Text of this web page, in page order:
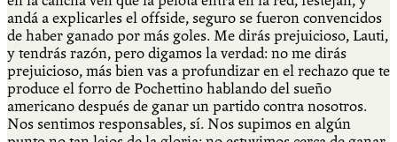
andá a explicarles el offside, seguro se fueron convencidos
de haber ganado por más goles. Me dirás prejuicioso, Lauti,
y tendrás razón, pero digamos la verdad: no me dirás
prejuicioso, más bien vas a profundizar en el rechazo que te
produce el forro de Pochettino hablando del sueño
americano después de ganar un partido contra nosotros.
Nos sentimos responsables, sí. Nos supimos en algún